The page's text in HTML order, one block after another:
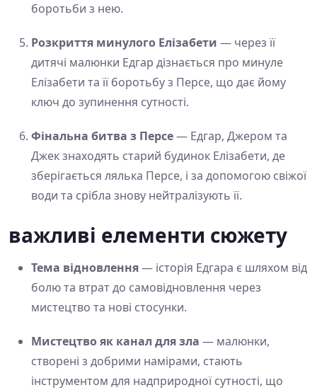
боротьби з нею.
Розкриття минулого Елізабети — через її
дитячі малюнки Едгар дізнається про минуле
Елізабети та її боротьбу з Персе, що дає йому
ключ до зупинення сутності.
Фінальна битва з Персе— Едгар, Джером та
Джек знаходять старий будинок Елізабети, де
зберігається лялька Персе, і за допомогою свіжої
води та срібла знову нейтралізують її.
важливі елементи сюжету
Тема відновлення— історія Едгара є шляхом від
болю та втрат до самовідновлення через
мистецтво та нові стосунки.
Мистецтво як канал для зла — малюнки,
створені з добрими намірами, стають
інструментом для надприродної сутності, що